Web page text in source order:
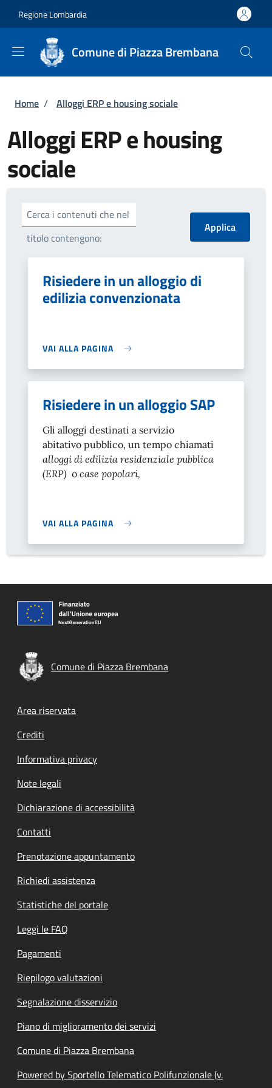
Regione Lombardia
Comune di Piazza Brembana
Briciole di pane
Home / Alloggi ERP e housing sociale
Alloggi ERP e housing
sociale
Cerca i contenuti che nel
titolo contengono:
Risiedere in un alloggio di
edilizia convenzionata
VAI ALLA PAGINA
Risiedere in un alloggio SAP
Gli alloggi destinati a servizio
abitativo pubblico, un tempo chiamati
alloggi di edilizia residenziale pubblica
(ERP) o case popolari,
VAI ALLA PAGINA
Comune di Piazza Brembana
Footer menu
Area riservata
Crediti
Informativa privacy
Note legali
Dichiarazione di accessibilità
Contatti
Prenotazione appuntamento
Richiedi assistenza
Statistiche del portale
Leggi le FAQ
Pagamenti
Riepilogo valutazioni
Segnalazione disservizio
Piano di miglioramento dei servizi
Comune di Piazza Brembana
Powered by Sportello Telematico Polifunzionale (v.